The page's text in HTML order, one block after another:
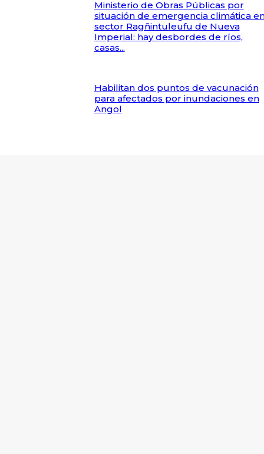
Ministerio de Obras Públicas por
situación de emergencia climática
sector Ragñintuleufu de Nueva
Imperial: hay desbordes de ríos,
casas...
Habilitan dos puntos de vacunación
para afectados por inundaciones en
Angol